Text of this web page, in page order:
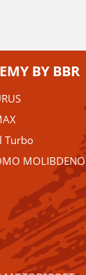
BY BBR
Turbo
MOLIBDENO